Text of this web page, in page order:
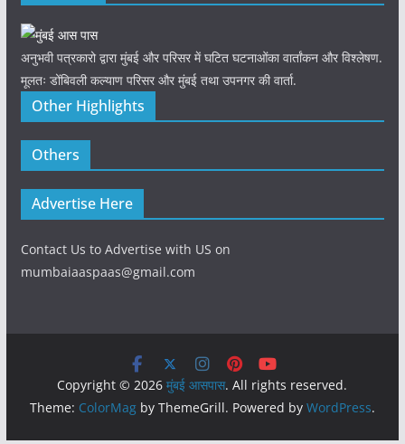
अनुभवी पत्रकारो द्वारा मुंबई और परिसर में घटित घटनाओंका वार्तांकन और विश्लेषण.
मूलतः डोंबिवली कल्याण परिसर और मुंबई तथा उपनगर की वार्ता.
Other Highlights
Others
Advertise Here
Contact Us to Advertise with US on
mumbaiaaspaas@gmail.com
Copyright © 2026मुंबई आसपास. All rights reserved.
Theme: ColorMagby ThemeGrill. Powered by WordPress.